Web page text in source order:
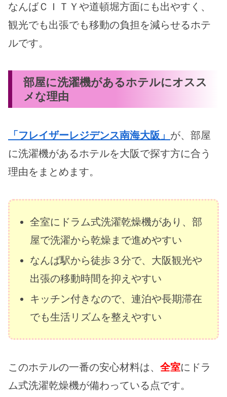
なんばＣＩＴＹや道頓堀方面にも出やすく、
観光でも出張でも移動の負担を減らせるホテ
ルです。
部屋に洗濯機があるホテルにオスス
メな理由
「フレイザーレジデンス南海大阪」 が、部屋
に洗濯機があるホテルを大阪で探す方に合う
理由をまとめます。
全室にドラム式洗濯乾燥機があり、部
屋で洗濯から乾燥まで進めやすい
なんば駅から徒歩３分で、大阪観光や
出張の移動時間を抑えやすい
キッチン付きなので、連泊や長期滞在
でも生活リズムを整えやすい
このホテルの一番の安心材料は、 全室にドラ
ム式洗濯乾燥機が備わっている点です。